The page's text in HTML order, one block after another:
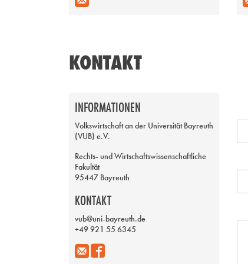
KONTAKT
INFORMATIONEN
Volkswirtschaft an der Universität Bayreuth
(VUB) e.V.
Rechts- und Wirtschaftswissenschaftliche
Fakultät
95447 Bayreuth
KONTAKT
vub@uni-bayreuth.de
+49 921 55 6345